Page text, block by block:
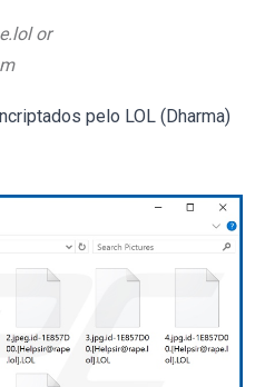
or
pelo LOL (Dharma)